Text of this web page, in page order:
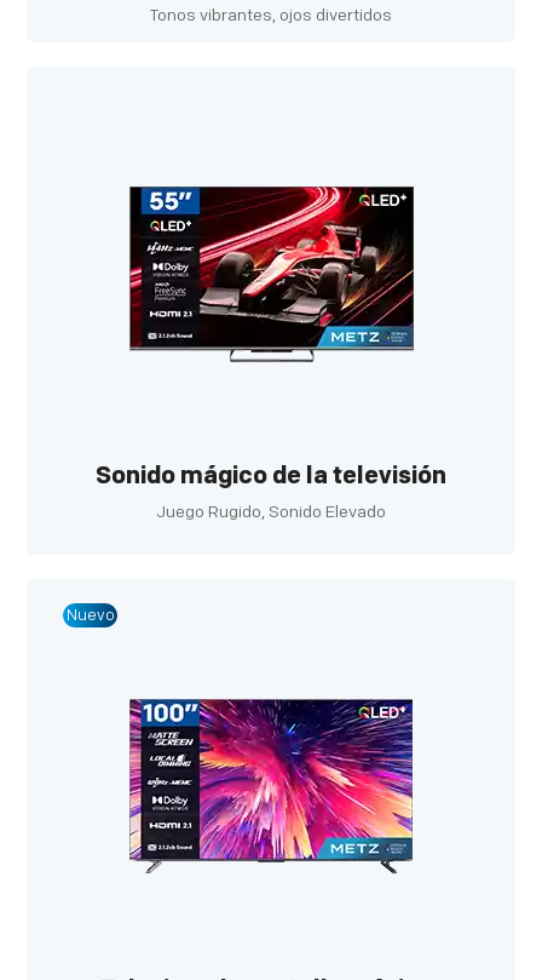
Tonos vibrantes, ojos divertidos
Sonido mágico de la televisión
Juego Rugido, Sonido Elevado
Nuevo